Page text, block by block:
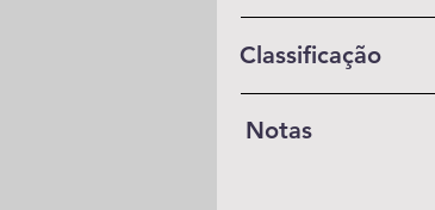
Classificação
Notas